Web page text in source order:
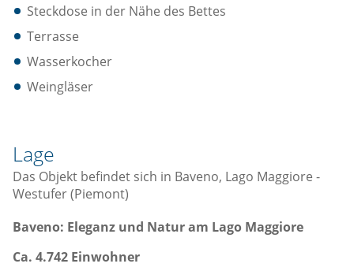
Steckdose in der Nähe des Bettes
Terrasse
Wasserkocher
Weingläser
Lage
Das Objekt befindet sich in Baveno, Lago Maggiore -
Westufer (Piemont)
Baveno: Eleganz und Natur am Lago Maggiore
Ca. 4.742 Einwohner